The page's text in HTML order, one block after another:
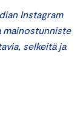
Instagram
mainostunniste
selkeitä ja